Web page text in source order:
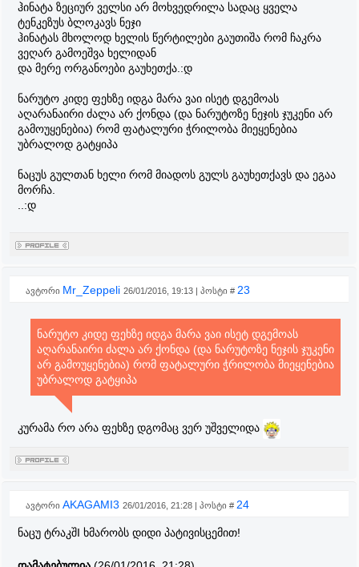
ჰინატა ზეციურ ველსი არ მოხვედრილა სადაც ყველა
ტენკეზუს ბლოკავს ნეჯი
ჰინატას მხოლოდ ხელის წერტილები გაუთიშა რომ ჩაკრა
ვეღარ გამოეშვა ხელიდან
და მერე ორგანოები გაუხეთქა.:დ
ნარუტო კიდე ფეხზე იდგა მარა ვაი ისეტ დგემოას
აღარანაირი ძალა არ ქონდა (და ნარუტოზე ნეჯის ჯუკენი არ
გამოუყენებია) რომ ფატალური ჭრილობა მიეყენებია
უბრალოდ გატყიპა
ნაცუს გულთან ხელი რომ მიადოს გულს გაუხეთქავს და ეგაა
მორჩა.
..:დ
ავტორი Mr_Zeppeli 26/01/2016, 19:13 | პოსტი # 23
ნარუტო კიდე ფეხზე იდგა მარა ვაი ისეტ დგემოას
აღარანაირი ძალა არ ქონდა (და ნარუტოზე ნეჯის ჯუკენი
არ გამოუყენებია) რომ ფატალური ჭრილობა მიეყენებია
უბრალოდ გატყიპა
კურამა რო არა ფეხზე დგომაც ვერ უშველიდა
ავტორი AKAGAMI3 26/01/2016, 21:28 | პოსტი # 24
ნაცუ ტრაკშI ხმარობს დიდი პატივისცემით!